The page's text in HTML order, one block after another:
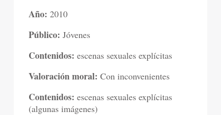
Año: 2010
Público: Jóvenes
Contenidos:escenas sexuales explícitas
Valoración moral: Con inconvenientes
Contenidos:escenas sexuales explícitas
(algunas imágenes)